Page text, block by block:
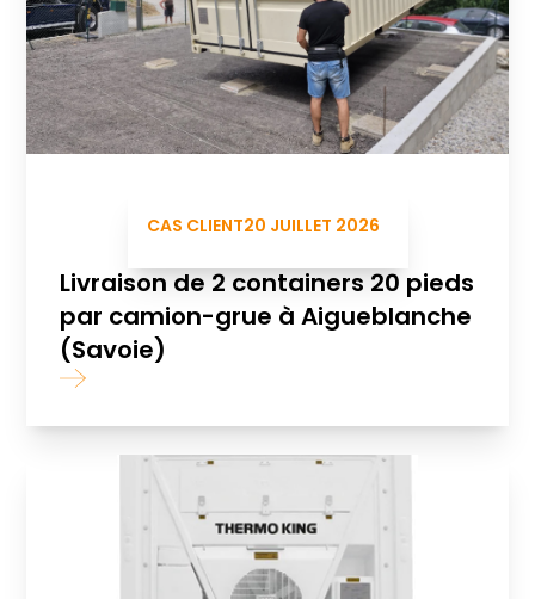
CAS CLIENT20 JUILLET 2026
Livraison de 2 containers 20 pieds
par camion-grue à Aigueblanche
(Savoie)